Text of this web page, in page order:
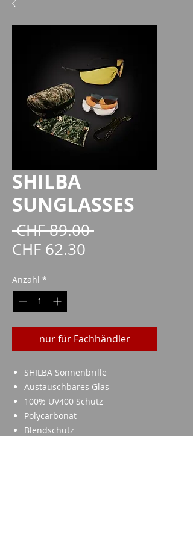
SHILBA
SUNGLASSES
CHF 89.00 Standardpreis
CHF 62.30
Anzahl *
nur für Fachhändler
SHILBA Sonnenbrille
Austauschbares Glas
100% UV400 Schutz
Polycarbonat
Blendschutz